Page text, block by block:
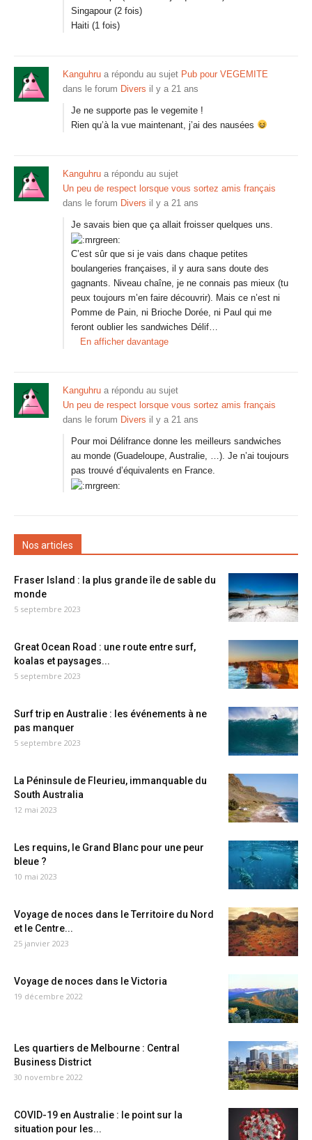
Singapour (2 fois)
Haiti (1 fois)
Kanguhru a répondu au sujet Pub pour VEGEMITE
dans le forum Divers il y a 21 ans
Je ne supporte pas le vegemite !
Rien qu’à la vue maintenant, j’ai des nausées
Kanguhru a répondu au sujet
Un peu de respect lorsque vous sortez amis français
dans le forum Divers il y a 21 ans
Je savais bien que ça allait froisser quelques uns.
C’est sûr que si je vais dans chaque petites
boulangeries françaises, il y aura sans doute des
gagnants. Niveau chaîne, je ne connais pas mieux (tu
peux toujours m’en faire découvrir). Mais ce n’est ni
Pomme de Pain, ni Brioche Dorée, ni Paul qui me
feront oublier les sandwiches Délif…
En afficher davantage
Kanguhru a répondu au sujet
Un peu de respect lorsque vous sortez amis français
dans le forum Divers il y a 21 ans
Pour moi Délifrance donne les meilleurs sandwiches
au monde (Guadeloupe, Australie, …). Je n’ai toujours
pas trouvé d’équivalents en France.
Nos articles
Fraser Island : la plus grande île de sable du
monde
5 septembre 2023
Great Ocean Road : une route entre surf,
koalas et paysages...
5 septembre 2023
Surf trip en Australie : les événements à ne
pas manquer
5 septembre 2023
La Péninsule de Fleurieu, immanquable du
South Australia
12 mai 2023
Les requins, le Grand Blanc pour une peur
bleue ?
10 mai 2023
Voyage de noces dans le Territoire du Nord
et le Centre...
25 janvier 2023
Voyage de noces dans le Victoria
19 décembre 2022
Les quartiers de Melbourne : Central
Business District
30 novembre 2022
COVID-19 en Australie : le point sur la
situation pour les...